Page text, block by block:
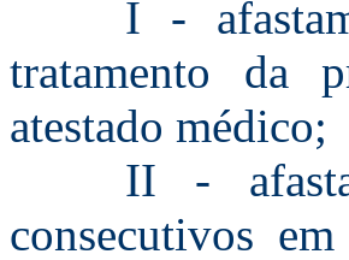
I -
tratamento da
atestado médico;
II -
consecutivos